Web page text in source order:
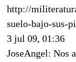
http://
suelo-bajo-sus-
3 jul 09, 01:36
JoseAngel: Nos